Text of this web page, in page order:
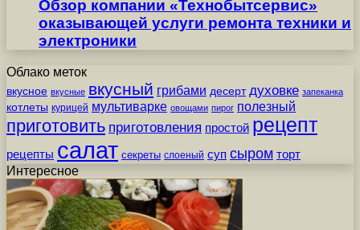
Обзор компании «Технобытсервис»
оказывающей услуги ремонта техники и
электроники
Облако меток
вкусное вкусные вкусный грибами десерт духовке запеканка
котлеты курицей мультиварке овощами пирог полезный
приготовить приготовления простой рецепт
рецепты салат секреты слоеный суп сыром торт
Интересное